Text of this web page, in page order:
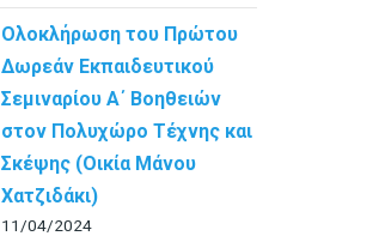
Ολοκλήρωση του Πρώτου
Δωρεάν Εκπαιδευτικού
Σεμιναρίου Α΄ Βοηθειών
στον Πολυχώρο Τέχνης και
Σκέψης (Οικία Μάνου
Χατζιδάκι)
11/04/2024